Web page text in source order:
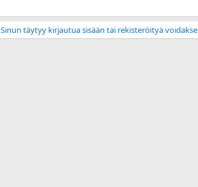
Sinun täytyy kirjautua sisään tai rekisteröityä